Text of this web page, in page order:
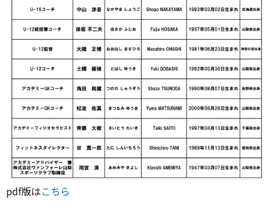
pdf版はこちら